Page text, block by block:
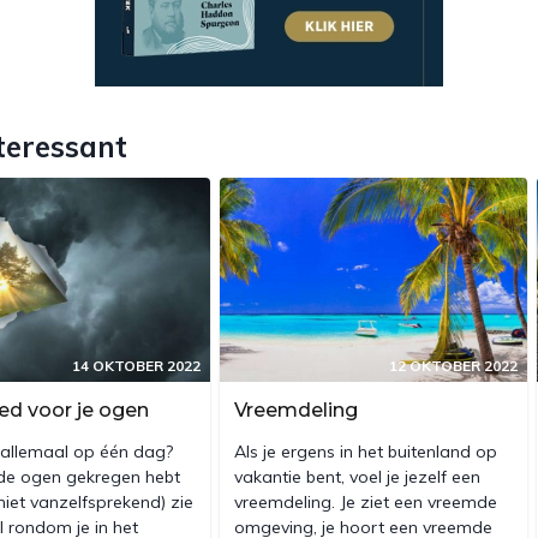
14 OKTOBER 2022
voor je ogen
op één dag?
ogen gekregen hebt
vanzelfsprekend) zie
rondom je in het
12 OKTOBER 2022
Vreemdeling
Als je ergens in het buitenland op
vakantie bent, voel je jezelf een
vreemdeling. Je ziet een vreemde
omgeving, je hoort een vreemde